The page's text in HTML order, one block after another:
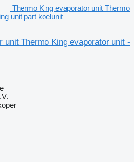
Thermo King evaporator unit Thermo
unit part koelunit
unit Thermo King evaporator unit -